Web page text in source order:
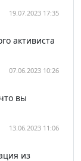
19.07.2023 17:35
активиста
07.06.2023 10:26
вы
13.06.2023 11:06
из